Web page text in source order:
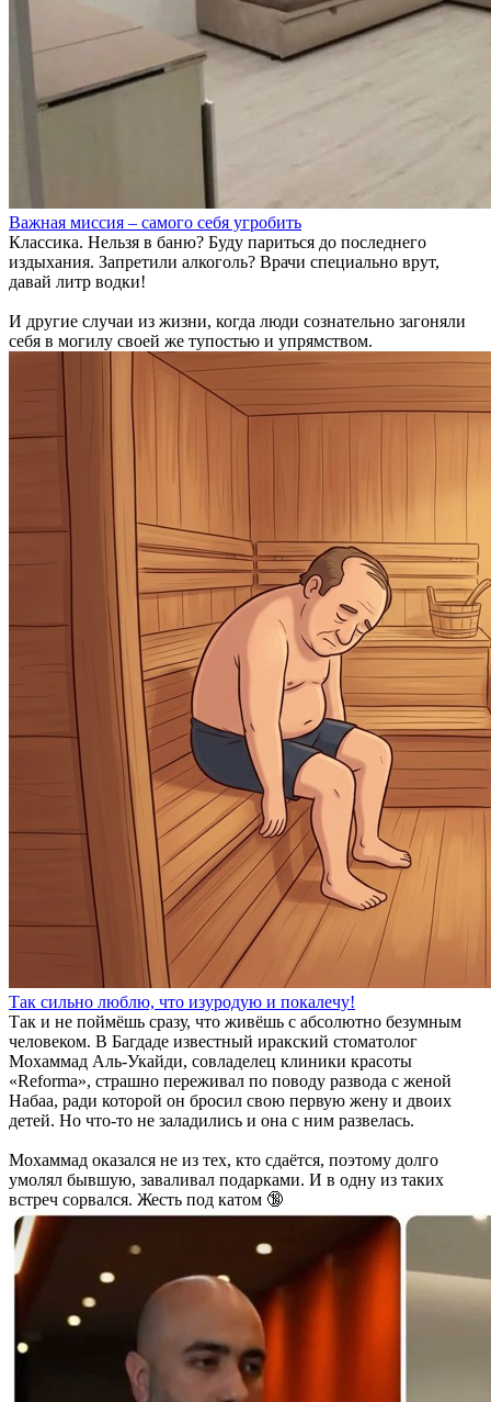
Важная миссия – самого себя угробить
Классика. Нельзя в баню? Буду париться до последнего
издыхания. Запретили алкоголь? Врачи специально врут,
давай литр водки!
И другие случаи из жизни, когда люди сознательно загоняли
себя в могилу своей же тупостью и упрямством.
Так сильно люблю, что изуродую и покалечу!
Так и не поймёшь сразу, что живёшь с абсолютно безумным
человеком. В Багдаде известный иракский стоматолог
Мохаммад Аль-Укайди, совладелец клиники красоты
«Reforma», страшно переживал по поводу развода с женой
Набаа, ради которой он бросил свою первую жену и двоих
детей. Но что-то не заладились и она с ним развелась.
Мохаммад оказался не из тех, кто сдаётся, поэтому долго
умолял бывшую, заваливал подарками. И в одну из таких
встреч сорвался. Жесть под катом 🔞